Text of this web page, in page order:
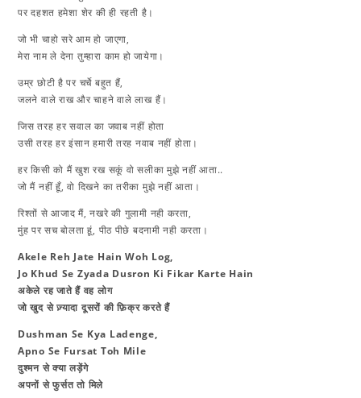
पर दहशत हमेशा शेर की ही रहती है।
जो भी चाहो सरे आम हो जाएगा,
मेरा नाम ले देना तुम्हारा काम हो जायेगा।
उम्र छोटी है पर चर्चे बहुत हैं,
जलने वाले राख और चाहने वाले लाख हैं।
जिस तरह हर सवाल का जवाब नहीं होता
उसी तरह हर इंसान हमारी तरह नवाब नहीं होता।
हर किसी को मैं खुश रख सकूं वो सलीका मुझे नहीं आता..
जो मैं नहीं हूँ, वो दिखने का तरीका मुझे नहीं आता।
रिश्तों से आजाद मैं, नखरे की गुलामी नही करता,
मुंह पर सच बोलता हूं, पीठ पीछे बदनामी नही करता।
Akele Reh Jate Hain Woh Log,
Jo Khud Se Zyada Dusron Ki Fikar Karte Hain
​अकेले रह जाते हैं वह लोग
जो खुद से ज़्यादा दूसरों की फ़िक्र करते हैं
Dushman Se Kya Ladenge,
Apno Se Fursat Toh Mile
दुश्मन से क्या लड़ेंगे
अपनों से फुर्सत तो मिले